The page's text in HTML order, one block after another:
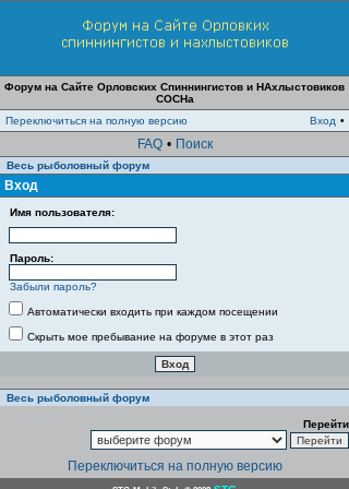
Форум на Сайте Орловских Спиннингистов и НАхлыстовиков
СОСНа
Переключиться на полную версию
Вход •
FAQ • Поиск
Весь рыболовный форум
Вход
Имя пользователя:
Пароль:
Забыли пароль?
Автоматически входить при каждом посещении
Скрыть мое пребывание на форуме в этот раз
Весь рыболовный форум
Перейти
Переключиться на полную версию